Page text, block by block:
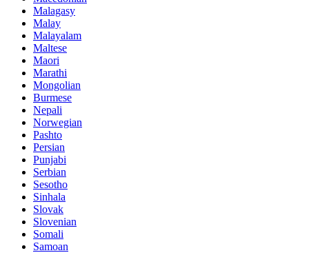
Malagasy
Malay
Malayalam
Maltese
Maori
Marathi
Mongolian
Burmese
Nepali
Norwegian
Pashto
Persian
Punjabi
Serbian
Sesotho
Sinhala
Slovak
Slovenian
Somali
Samoan